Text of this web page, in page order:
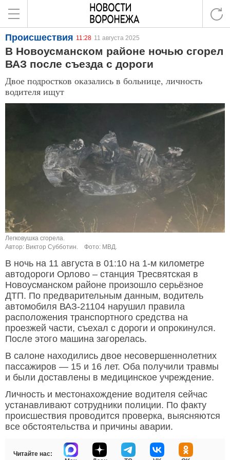
Происшествия 11:28 11 августа 2025
В Новоусманском районе ночью сгорел
ВАЗ после съезда с дороги
Двое подростков оказались в больнице, личность
водителя ищут
Легковушка сгорела.
Автор: Виктор Субботин.
Фото: МВД.
В ночь на 11 августа в 01:10 на 1-м километре
автодороги Орлово – станция Тресвятская в
Новоусманском районе произошло серьёзное
ДТП. По предварительным данным, водитель
автомобиля ВАЗ-21104 нарушил правила
расположения транспортного средства на
проезжей части, съехал с дороги и опрокинулся.
После этого машина загорелась.
В салоне находились двое несовершеннолетних
пассажиров — 15 и 16 лет. Оба получили травмы
и были доставлены в медицинское учреждение.
Личность и местонахождение водителя сейчас
устанавливают сотрудники полиции. По факту
происшествия проводится проверка, выясняются
все обстоятельства и причины аварии.
Читайте нас: